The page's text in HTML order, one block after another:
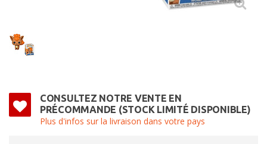
CONSULTEZ NOTRE VENTE EN
PRÉCOMMANDE (STOCK LIMITÉ DISPONIBLE)
Plus d'infos sur la livraison dans votre pays